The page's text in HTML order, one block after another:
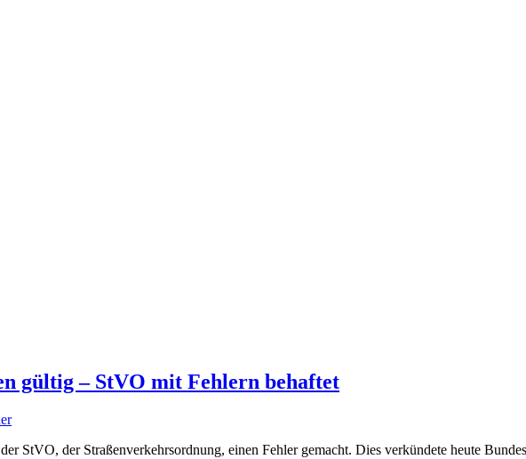
gültig – StVO mit Fehlern behaftet
StVO, der Straßenverkehrsordnung, einen Fehler gemacht. Dies verkündete heute